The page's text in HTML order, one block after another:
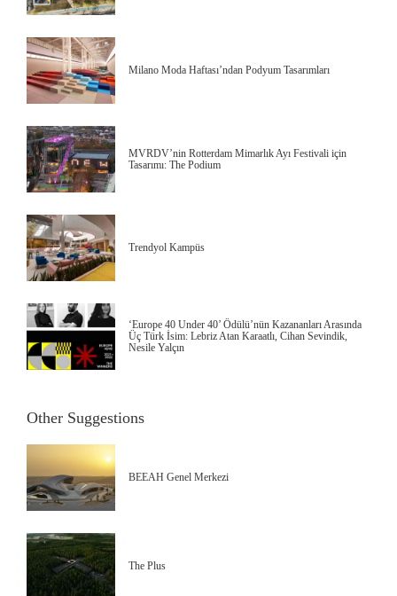
Milano Moda Haftası’ndan Podyum Tasarımları
MVRDV’nin Rotterdam Mimarlık Ayı Festivali için
Tasarımı: The Podium
Trendyol Kampüs
‘Europe 40 Under 40’ Ödülü’nün Kazananları Arasında
Üç Türk İsim: Lebriz Atan Karaatlı, Cihan Sevindik,
Nesile Yalçın
Other Suggestions
BEEAH Genel Merkezi
The Plus